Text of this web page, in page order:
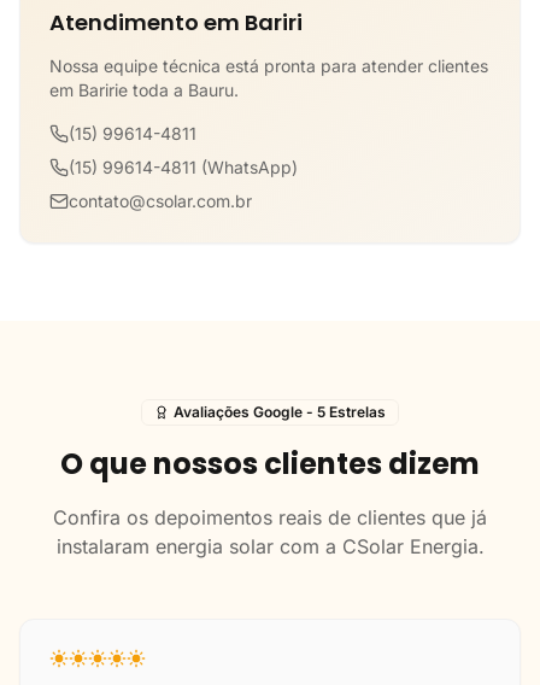
Atendimento em Bariri
Nossa equipe técnica está pronta para atender clientes
em Baririe toda a Bauru.
(15) 99614-4811
(15) 99614-4811 (WhatsApp)
contato@csolar.com.br
Avaliações Google - 5 Estrelas
O que nossos clientes dizem
Confira os depoimentos reais de clientes que já
instalaram energia solar com a CSolar Energia.